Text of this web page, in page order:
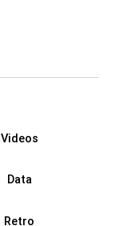
Videos
Data
Retro